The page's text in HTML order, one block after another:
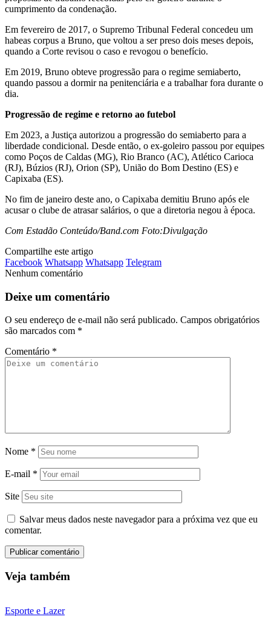
cumprimento da condenação.
Em fevereiro de 2017, o Supremo Tribunal Federal concedeu um
habeas corpus a Bruno, que voltou a ser preso dois meses depois,
quando a Corte revisou o caso e revogou o benefício.
Em 2019, Bruno obteve progressão para o regime semiaberto,
quando passou a dormir na penitenciária e a trabalhar fora durante o
dia.
Progressão de regime e retorno ao futebol
Em 2023, a Justiça autorizou a progressão do semiaberto para a
liberdade condicional. Desde então, o ex-goleiro passou por equipes
como Poços de Caldas (MG), Rio Branco (AC), Atlético Carioca
(RJ), Búzios (RJ), Orion (SP), União do Bom Destino (ES) e
Capixaba (ES).
No fim de janeiro deste ano, o Capixaba demitiu Bruno após ele
acusar o clube de atrasar salários, o que a diretoria negou à época.
Com Estadão Conteúdo/Band.com Foto:Divulgação
Compartilhe este artigo
Facebook Whatsapp Whatsapp Telegram
Nenhum comentário
Deixe um comentário
O seu endereço de e-mail não será publicado. Campos obrigatórios
são marcados com *
Comentário *
Nome *
E-mail *
Site
Salvar meus dados neste navegador para a próxima vez que eu
comentar.
Veja também
Esporte e Lazer